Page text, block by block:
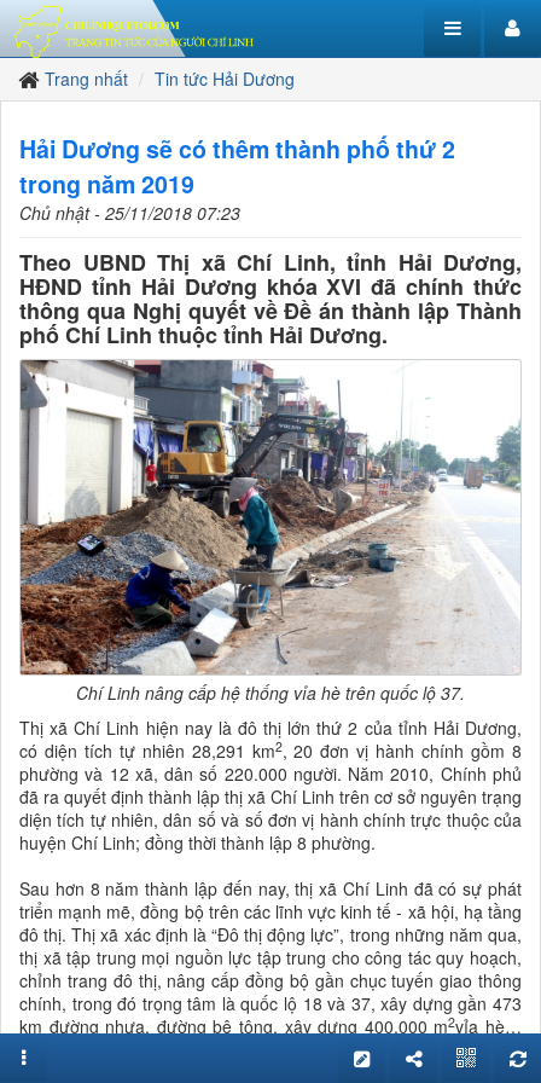
Trang nhất Tin tức Hải Dương
Hải Dương sẽ có thêm thành phố thứ 2
trong năm 2019
Chủ nhật - 25/11/2018 07:23
Theo UBND Thị xã Chí Linh, tỉnh Hải Dương,
HĐND tỉnh Hải Dương khóa XVI đã chính thức
thông qua Nghị quyết về Đề án thành lập Thành
phố Chí Linh thuộc tỉnh Hải Dương.
Chí Linh nâng cấp hệ thống vỉa hè trên quốc lộ 37.
Thị xã Chí Linh hiện nay là đô thị lớn thứ 2 của tỉnh Hải Dương,
có diện tích tự nhiên 28,291 km2, 20 đơn vị hành chính gồm 8
phường và 12 xã, dân số 220.000 người. Năm 2010, Chính phủ
đã ra quyết định thành lập thị xã Chí Linh trên cơ sở nguyên trạng
diện tích tự nhiên, dân số và số đơn vị hành chính trực thuộc của
huyện Chí Linh; đồng thời thành lập 8 phường.
Sau hơn 8 năm thành lập đến nay, thị xã Chí Linh đã có sự phát
triển mạnh mẽ, đồng bộ trên các lĩnh vực kinh tế - xã hội, hạ tầng
đô thị. Thị xã xác định là “Đô thị động lực”, trong những năm qua,
thị xã tập trung mọi nguồn lực tập trung cho công tác quy hoạch,
chỉnh trang đô thị, nâng cấp đồng bộ gần chục tuyến giao thông
chính, trong đó trọng tâm là quốc lộ 18 và 37, xây dựng gần 473
km đường nhựa, đường bê tông, xây dựng 400.000 m2vỉa hè…
với tổng vốn đầu tư hàng nghìn tỷ đồng.
HĐND tỉnh Hải Dương đã xem xét, công nhận thị xã Chí Linh đạt